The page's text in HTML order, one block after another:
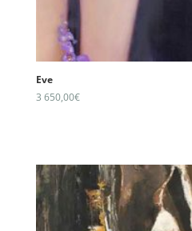
Eve
3 650,00€